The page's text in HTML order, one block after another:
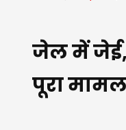
जेल में जेई,
पूरा